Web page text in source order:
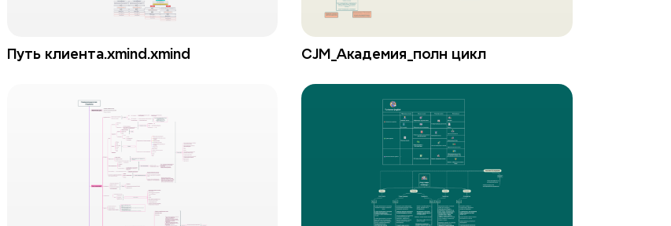
Путь клиента.xmind.xmind СJM_Академия_полн цикл